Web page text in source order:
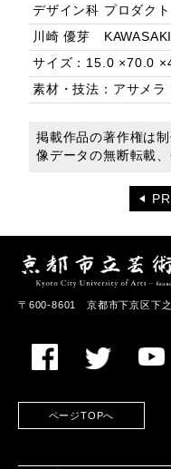
デザイン科 プロダク
川崎 優芽
サイズ：15.0 ×70.0
素材・技法：アサメラ
掲載作品の著作権は
像データの無断転載
〒600-8601 京都市下京区下
ページTOPへ